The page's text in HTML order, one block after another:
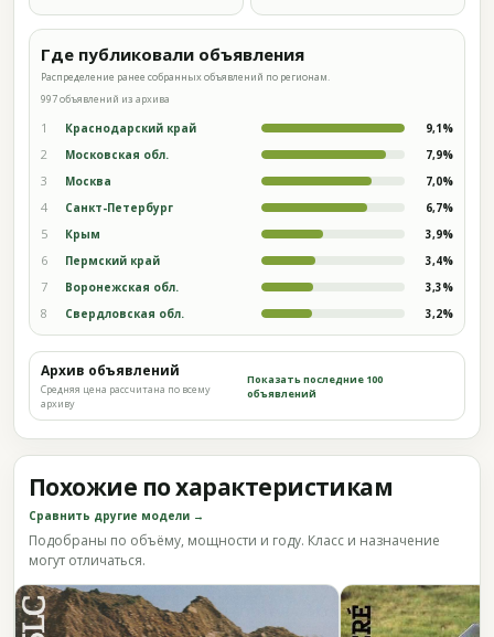
Где публиковали объявления
Распределение ранее собранных объявлений по регионам.
997 объявлений из архива
1 Краснодарский край 9,1%
2 Московская обл. 7,9%
3 Москва 7,0%
4 Санкт-Петербург 6,7%
5 Крым 3,9%
6 Пермский край 3,4%
7 Воронежская обл. 3,3%
8 Свердловская обл. 3,2%
Архив объявлений
Средняя цена рассчитана по всему
архиву
Показать последние 100
объявлений
Похожие по характеристикам
Сравнить другие модели →
Подобраны по объёму, мощности и году. Класс и назначение
могут отличаться.